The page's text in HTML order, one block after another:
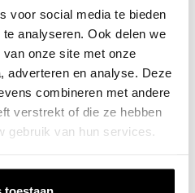
voor social media te bieden
analyseren. Ook delen we
onze site met onze
adverteren en analyse. Deze
combineren met andere
verstrekt of die ze hebben
gebruik van hun services.
toestaan
hoofd, dus bij
een helpende hand. De
schoenenrek. Niet
opgeruimder zonder al die
van RVS straalt ook
luxe schoenenrekken of ga